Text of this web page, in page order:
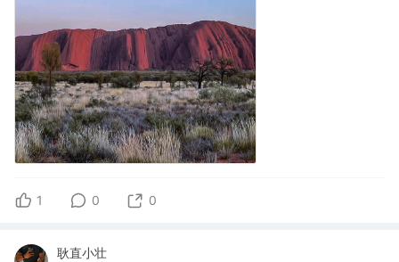
1 0 0
耿直小壮